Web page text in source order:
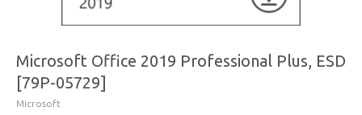
Microsoft Office 2019 Professional Plus, ESD
[79P-05729]
Microsoft